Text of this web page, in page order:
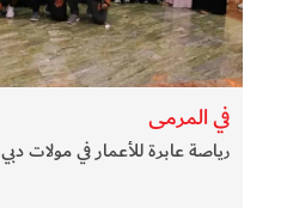
في المرمى
رياصة عابرة للأعمار في مولات دبي